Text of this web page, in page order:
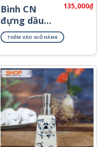
Bình CN
đựng dầu
xả PNKT-48
135,000₫
THÊM VÀO GIỎ HÀNG